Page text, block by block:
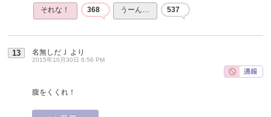
それな！ 368 うーん… 537
13 名無しだＪ より
2015年10月30日 6:56 PM
腹をくくれ！